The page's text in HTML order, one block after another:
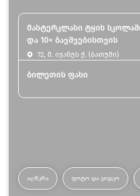
მასტერკლასი ტყის
და 10+ ბავშვებისთვის
72, მ. ივანეს ქ. (ბათუმი)
ბილეთის ფასი
ᲐᲦᲬᲔᲠᲐ ᲤᲝᲢᲝ ᲓᲐ ᲕᲘᲓᲔᲝ